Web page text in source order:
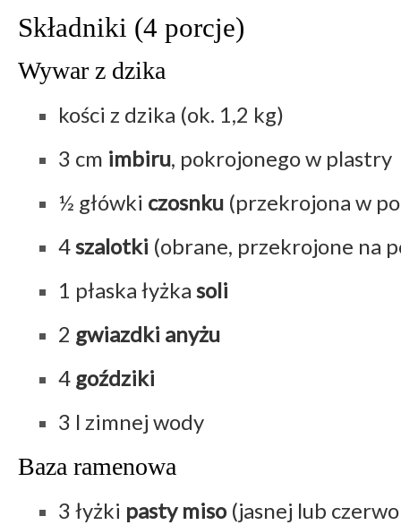
Składniki (4 porcje)
Wywar z dzika
kości z dzika (ok. 1,2 kg)
3 cm imbiru, pokrojonego w plastry
½ główki czosnku (przekrojona w
4szalotki (obrane, przekrojone na
1 płaska łyżka soli
2 gwiazdki anyżu
4 goździki
3 l zimnej wody
Baza ramenowa
3 łyżki pasty miso(jasnej lub